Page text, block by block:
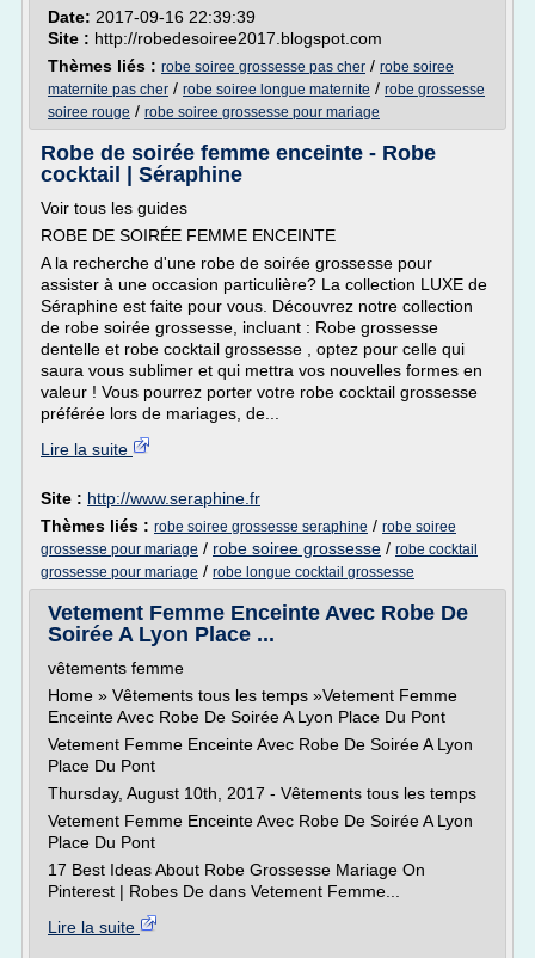
Date: 2017-09-16 22:39:39
Site : http://robedesoiree2017.blogspot.com
Thèmes liés : robe soiree grossesse pas cher / robe soiree
maternite pas cher / robe soiree longue maternite / robe grossesse
soiree rouge / robe soiree grossesse pour mariage
Robe de soirée femme enceinte - Robe
cocktail | Séraphine
Voir tous les guides
ROBE DE SOIRÉE FEMME ENCEINTE
A la recherche d'une robe de soirée grossesse pour
assister à une occasion particulière? La collection LUXE de
Séraphine est faite pour vous. Découvrez notre collection
de robe soirée grossesse, incluant : Robe grossesse
dentelle et robe cocktail grossesse , optez pour celle qui
saura vous sublimer et qui mettra vos nouvelles formes en
valeur ! Vous pourrez porter votre robe cocktail grossesse
préférée lors de mariages, de...
Lire la suite
Site : http://www.seraphine.fr
Thèmes liés : robe soiree grossesse seraphine / robe soiree
grossesse pour mariage / robe soiree grossesse / robe cocktail
grossesse pour mariage / robe longue cocktail grossesse
Vetement Femme Enceinte Avec Robe De
Soirée A Lyon Place ...
vêtements femme
Home » Vêtements tous les temps »Vetement Femme
Enceinte Avec Robe De Soirée A Lyon Place Du Pont
Vetement Femme Enceinte Avec Robe De Soirée A Lyon
Place Du Pont
Thursday, August 10th, 2017 - Vêtements tous les temps
Vetement Femme Enceinte Avec Robe De Soirée A Lyon
Place Du Pont
17 Best Ideas About Robe Grossesse Mariage On
Pinterest | Robes De dans Vetement Femme...
Lire la suite